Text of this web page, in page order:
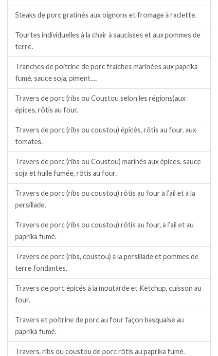
Steaks de porc gratinés aux oignons et fromage à raclette.
Tourtes individuelles à la chair à saucisses et aux pommes de
terre.
Tranches de poitrine de porc fraîches marinées aux paprika
fumé, sauce soja, piment….
Travers de porc (ribs ou Coustou selon les régions)aux
épices, rôtis au four.
Travers de porc (ribs ou coustou) épicés, rôtis au four, aux
tomates.
Travers de porc (ribs ou Coustou) marinés aux épices, sauce
soja et huile fumée, rôtis au four.
Travers de porc (ribs ou coustou) rôtis au four à l’ail et à la
persillade.
Travers de porc (ribs ou coustou) rôtis au four, à l’ail et au
paprika fumé.
Travers de porc (ribs, coustou) à la persillade et pommes de
terre fondantes.
Travers de porc épicés à la moutarde et Ketchup, cuisson au
four.
Travers et poitrine de porc au four façon basquaise au
paprika fumé.
Travers, ribs ou coustou de porc rôtis au paprika fumé.